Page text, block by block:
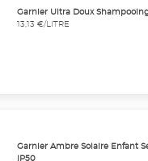
Garnier Ultra Doux
13,13 €/LITRE
Garnier Ambre Solaire Enfant
IP50